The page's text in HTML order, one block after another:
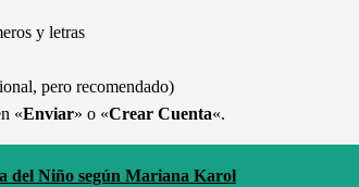
y letras
pero recomendado)
«Enviar» o «Crear Cuenta«.
del Niño según Mariana Karol